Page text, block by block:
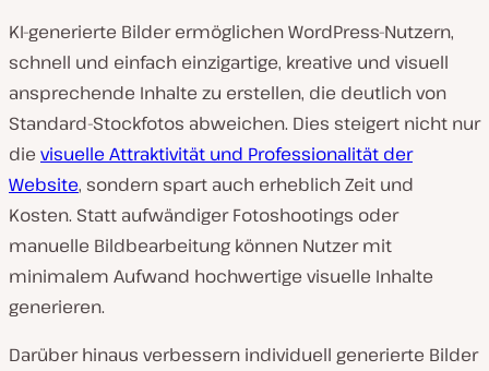
KI-generierte Bilder ermöglichen WordPress-Nutzern,
schnell und einfach einzigartige, kreative und visuell
ansprechende Inhalte zu erstellen, die deutlich von
Standard-Stockfotos abweichen. Dies steigert nicht nur
die visuelle Attraktivität und Professionalität der
Website, sondern spart auch erheblich Zeit und
Kosten. Statt aufwändiger Fotoshootings oder
manuelle Bildbearbeitung können Nutzer mit
minimalem Aufwand hochwertige visuelle Inhalte
generieren.
Darüber hinaus verbessern individuell generierte Bilder